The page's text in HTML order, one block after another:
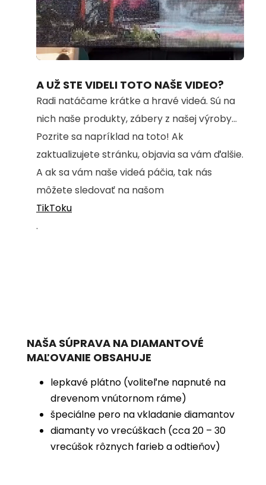
Unmute
100.00%
A UŽ STE VIDELI TOTO NAŠE VIDEO?
Radi natáčame krátke a hravé videá. Sú na
nich naše produkty, zábery z našej výroby...
Pozrite sa napríklad na toto! Ak
zaktualizujete stránku, objavia sa vám ďalšie.
A ak sa vám naše videá páčia, tak nás
môžete sledovať na našom
TikToku
.
NAŠA SÚPRAVA NA DIAMANTOVÉ
MAĽOVANIE OBSAHUJE
lepkavé plátno (voliteľne napnuté na
drevenom vnútornom ráme)
špeciálne pero na vkladanie diamantov
diamanty vo vrecúškach (cca 20 – 30
vrecúšok rôznych farieb a odtieňov)